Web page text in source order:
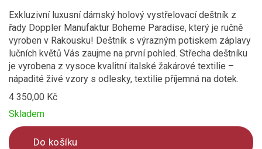
Exkluzivní luxusní dámský holový vystřelovací deštník z
řady Doppler Manufaktur Boheme Paradise, který je ručně
vyroben v Rakousku! Deštník s výrazným potiskem záplavy
lučních květů Vás zaujme na první pohled. Střecha deštníku
je vyrobena z vysoce kvalitní italské žakárové textilie –
nápadité živé vzory s odlesky, textilie příjemná na dotek.
4 350,00 Kč
Skladem
Do košíku